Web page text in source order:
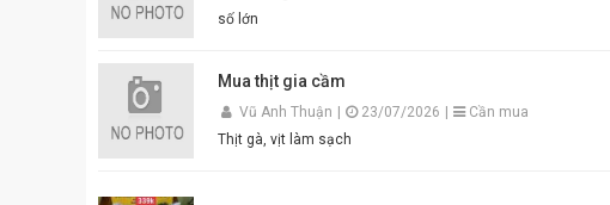
số lớn
Mua thịt gia cầm
Vũ Anh Thuận 23/07/2026
Cần mua
Thịt gà, vịt làm sạch